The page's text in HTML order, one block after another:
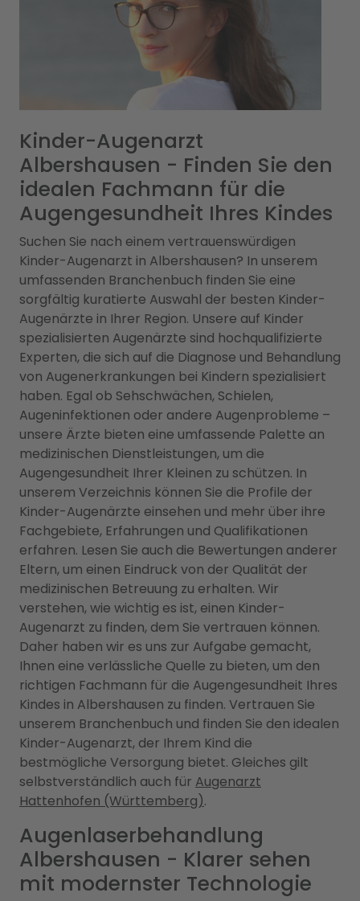
Kinder-Augenarzt
Albershausen - Finden Sie den
idealen Fachmann für die
Augengesundheit Ihres Kindes
Suchen Sie nach einem vertrauenswürdigen
Kinder-Augenarzt in Albershausen? In unserem
umfassenden Branchenbuch finden Sie eine
sorgfältig kuratierte Auswahl der besten Kinder-
Augenärzte in Ihrer Region. Unsere auf Kinder
spezialisierten Augenärzte sind hochqualifizierte
Experten, die sich auf die Diagnose und Behandlung
von Augenerkrankungen bei Kindern spezialisiert
haben. Egal ob Sehschwächen, Schielen,
Augeninfektionen oder andere Augenprobleme –
unsere Ärzte bieten eine umfassende Palette an
medizinischen Dienstleistungen, um die
Augengesundheit Ihrer Kleinen zu schützen. In
unserem Verzeichnis können Sie die Profile der
Kinder-Augenärzte einsehen und mehr über ihre
Fachgebiete, Erfahrungen und Qualifikationen
erfahren. Lesen Sie auch die Bewertungen anderer
Eltern, um einen Eindruck von der Qualität der
medizinischen Betreuung zu erhalten. Wir
verstehen, wie wichtig es ist, einen Kinder-
Augenarzt zu finden, dem Sie vertrauen können.
Daher haben wir es uns zur Aufgabe gemacht,
Ihnen eine verlässliche Quelle zu bieten, um den
richtigen Fachmann für die Augengesundheit Ihres
Kindes in Albershausen zu finden. Vertrauen Sie
unserem Branchenbuch und finden Sie den idealen
Kinder-Augenarzt, der Ihrem Kind die
bestmögliche Versorgung bietet. Gleiches gilt
selbstverständlich auch für Augenarzt
Hattenhofen (Württemberg).
Augenlaserbehandlung
Albershausen - Klarer sehen
mit modernster Technologie